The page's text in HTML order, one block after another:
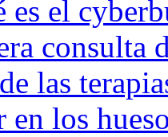
es el
consulta
las
en los